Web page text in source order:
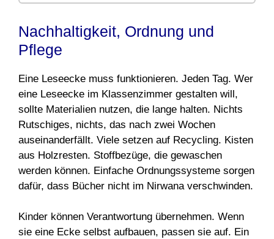
Nachhaltigkeit, Ordnung und
Pflege
Eine Leseecke muss funktionieren. Jeden Tag. Wer
eine Leseecke im Klassenzimmer gestalten will,
sollte Materialien nutzen, die lange halten. Nichts
Rutschiges, nichts, das nach zwei Wochen
auseinanderfällt. Viele setzen auf Recycling. Kisten
aus Holzresten. Stoffbezüge, die gewaschen
werden können. Einfache Ordnungssysteme sorgen
dafür, dass Bücher nicht im Nirwana verschwinden.
Kinder können Verantwortung übernehmen. Wenn
sie eine Ecke selbst aufbauen, passen sie auf. Ein